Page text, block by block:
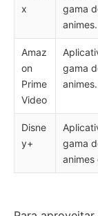
x
gama
animes.
Amaz
on
Prime
Video
gama
animes.
Disne
y+
gama
animes